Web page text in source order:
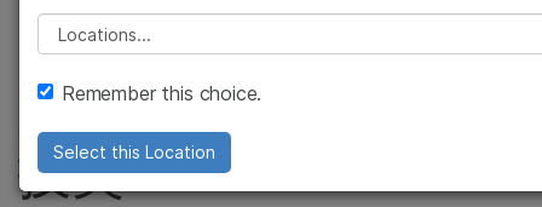
公司
支持
推荐内容链接
Video: SBS测序技术
发明者荣获千禧年科
技奖
农业基因组学
复杂疾病
遗传病和罕见病
Please select a location
Remember this choice.
Select this Location